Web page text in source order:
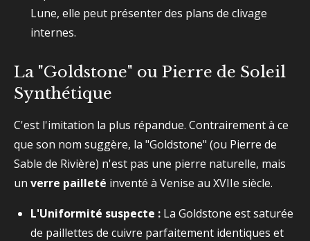
Lune, elle peut présenter des plans de clivage
internes.
La "Goldstone" ou Pierre de Soleil
Synthétique
C'est l'imitation la plus répandue. Contrairement à ce
que son nom suggère, la "Goldstone" (ou Pierre de
Sable de Rivière) n'est pas une pierre naturelle, mais
un verre pailleté inventé à Venise au XVIIe siècle.
L'Uniformité suspecte : La Goldstone est saturée
de paillettes de cuivre parfaitement identiques et